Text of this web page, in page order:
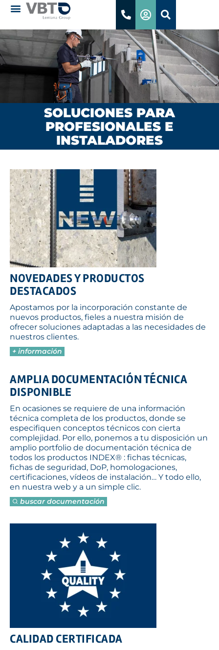
SOLUCIONES PARA
PROFESIONALES E
INSTALADORES
NOVEDADES Y PRODUCTOS
DESTACADOS
Apostamos por la incorporación constante de
nuevos productos, fieles a nuestra misión de
ofrecer soluciones adaptadas a las necesidades de
nuestros clientes.
+ información
AMPLIA DOCUMENTACIÓN TÉCNICA
DISPONIBLE
En ocasiones se requiere de una información
técnica completa de los productos, donde se
especifiquen conceptos técnicos con cierta
complejidad. Por ello, ponemos a tu disposición un
amplio portfolio de documentación técnica de
todos los productos INDEX® : fichas técnicas,
fichas de seguridad, DoP, homologaciones,
certificaciones, vídeos de instalación… Y todo ello,
en nuestra web y a un simple clic.
buscar documentación
CALIDAD CERTIFICADA